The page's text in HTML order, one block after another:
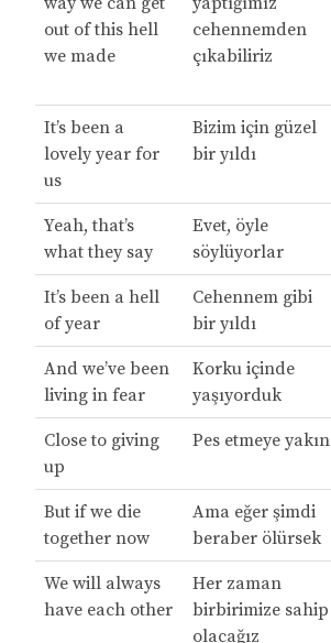
out of this hell
we made
cehennemden
çıkabiliriz
It’s been a
lovely year for
us
Bizim için güzel
bir yıldı
Yeah, that’s
what they say
Evet, öyle
söylüyorlar
It’s been a hell
of year
Cehennem gibi
bir yıldı
And we’ve been
living in fear
Korku içinde
yaşıyorduk
Close to giving
up
Pes etmeye yakın
But if we die
together now
Ama eğer şimdi
beraber ölürsek
We will always
have each other
Her zaman
birbirimize sahip
olacağız